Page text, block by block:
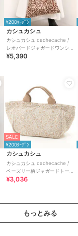
¥200ｸｰﾎﾟﾝ
カシュカシュ
カシュカシュ cachecache /
レオパードジャガードワンシ
ョルダートート
¥5,390
SALE
¥200ｸｰﾎﾟﾝ
カシュカシュ
カシュカシュ cachecache /
ペーズリー柄ジャガードトー
トバッグ
¥3,036
もっとみる